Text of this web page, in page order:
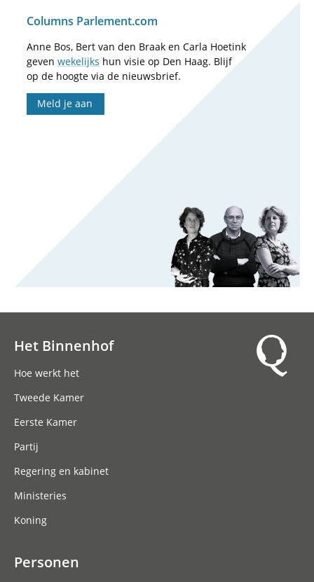
Columns Parlement.com
Anne Bos, Bert van den Braak en Carla Hoetink
geven wekelijks hun visie op Den Haag. Blijf
op de hoogte via de nieuwsbrief.
Meld je aan
Het Binnenhof
Hoe werkt het
Tweede Kamer
Eerste Kamer
Partij
Regering en kabinet
Ministeries
Koning
Personen